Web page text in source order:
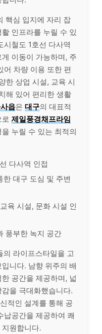
핵심 입지에 자리 잡
인프라를 누릴 수 있
시철도 1호선 다사역
이동이 가능하며, 주
어 차량 이용 또한 편
한 상업 시설, 교육 시
해 있어 편리한 생활
읍은 대구의 대표적
로 제일풍경채프라임
누릴 수 있는 최적의
다사역 인접
한 대구 도심 및 주변
육 시설, 문화 시설 인
풍부한 녹지 공간
의 라이프스타일을 고
니다. 남향 위주의 배
공간을 제공하며, 넓
을 극대화했습니다.
적인 설계를 통해 공
납공간을 제공하여 쾌
원합니다.